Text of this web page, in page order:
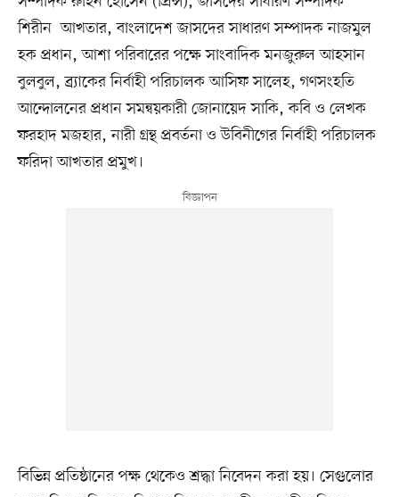
শিরীন আখতার, বাংলাদেশ জাসদের সাধারণ সম্পাদক নাজমুল
হক প্রধান, আশা পরিবারের পক্ষে সাংবাদিক মনজুরুল আহসান
বুলবুল, ব্র্যাকের নির্বাহী পরিচালক আসিফ সালেহ, গণসংহতি
আন্দোলনের প্রধান সমন্বয়কারী জোনায়েদ সাকি, কবি ও লেখক
ফরহাদ মজহার, নারী গ্রন্থ প্রবর্তনা ও উবিনীগের নির্বাহী পরিচালক
ফরিদা আখতার প্রমুখ।
বিভিন্ন প্রতিষ্ঠানের পক্ষ থেকেও শ্রদ্ধা নিবেদন করা হয়। সেগুলোর